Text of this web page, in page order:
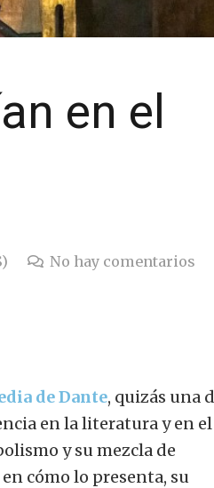
en el
No hay comentarios
de Dante, quizás una
en la literatura y en el
y su mezcla de
cómo lo presenta, su